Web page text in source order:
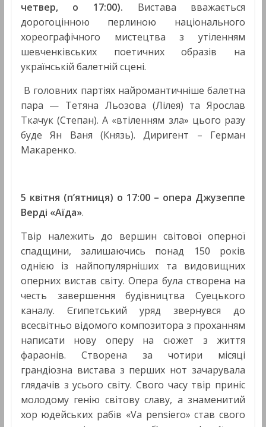
четвер, о 17:00). Вистава вважається
дорогоцінною перлиною національного
хореографічного мистецтва з утіленням
шевченківських поетичних образів на
українській балетній сцені.
В головних партіях найромантичніше балетна
пара — Тетяна Льозова (Лілея) та Ярослав
Ткачук (Степан). А «втіленням зла» цього разу
буде Ян Ваня (Князь). Диригент – Герман
Макаренко.
5 квітня (п’ятниця) о 17:00 – опера Джузеппе
Верді «Аїда».
Твір належить до вершин світової оперної
спадщини, залишаючись понад 150 років
однією із найпопулярніших та видовищних
оперних вистав світу. Опера була створена на
честь завершення будівництва Суецького
каналу. Єгипетський уряд звернувся до
всесвітньо відомого композитора з проханням
написати нову оперу на сюжет з життя
фараонів. Створена за чотири місяці
грандіозна вистава з перших нот зачарувала
глядачів з усього світу. Свого часу твір приніс
молодому генію світову славу, а знаменитий
хор юдейських рабів «Va pensiero» став свого